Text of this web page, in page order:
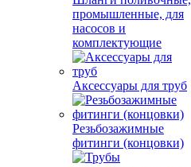
промышленные, для
насосов и
комплектующие
Аксессуары для труб
Резьбозажимные
фитинги (концовки)